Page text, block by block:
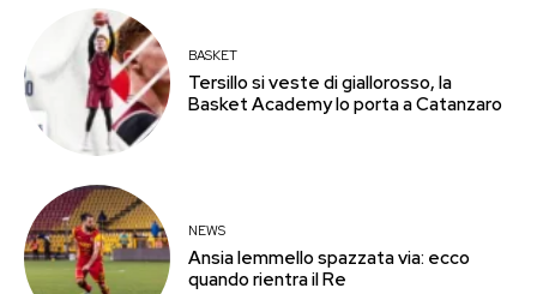
BASKET
Tersillo si veste di giallorosso, la
Basket Academy lo porta a Catanzaro
NEWS
Ansia Iemmello spazzata via: ecco
quando rientra il Re